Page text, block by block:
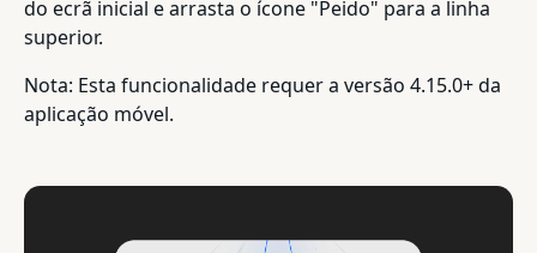
do ecrã inicial e arrasta o ícone "Peido" para a linha
superior.
Nota: Esta funcionalidade requer a versão 4.15.0+ da
aplicação móvel.